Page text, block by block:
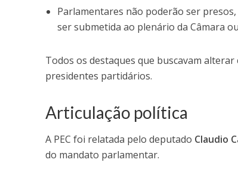
Parlamentares não poderão ser
ser submetida ao plenário da Câmara
Todos os destaques que buscavam
presidentes partidários.
Articulação política
A PEC foi relatada pelo deputado Claudio
do mandato parlamentar.